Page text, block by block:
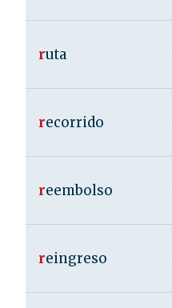
ruta
recorrido
reembolso
reingreso